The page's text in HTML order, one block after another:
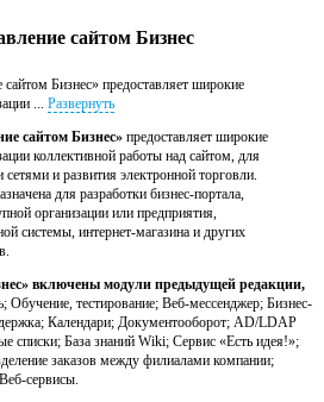
сайтом Бизнес
Бизнес» предоставляет широкие
... Развернуть
сайтом Бизнес» предоставляет широкие
коллективной работы над сайтом, для
и развития электронной торговли.
для разработки бизнес-портала,
организации или предприятия,
системы, интернет-магазина и других
включены модули предыдущей редакции,
Обучение, тестирование; Веб-мессенджер; Бизнес-
Календари; Документооборот; AD/LDAP
списки; База знаний Wiki; Сервис «Есть идея!»;
заказов между филиалами компании;
сервисы.